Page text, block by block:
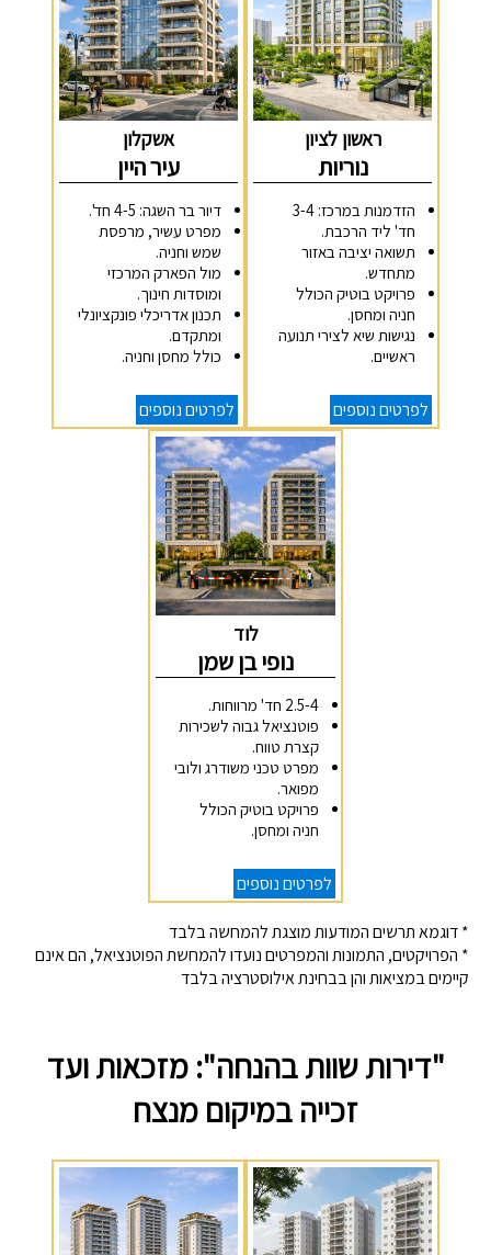
ראשון לציון
נוריות
הזדמנות במרכז: 3-4
חד' ליד הרכבת.
תשואה יציבה באזור
מתחדש.
פרויקט בוטיק הכולל
חניה ומחסן.
נגישות שיא לצירי תנועה
ראשיים.
לפרטים נוספים
אשקלון
עיר היין
דיור בר השגה: 4-5 חד'.
מפרט עשיר, מרפסת
שמש וחניה.
מול הפארק המרכזי
ומוסדות חינוך.
תכנון אדריכלי פונקציונלי
ומתקדם.
כולל מחסן וחניה.
לפרטים נוספים
לוד
נופי בן שמן
2.5-4 חד' מרווחות.
פוטנציאל גבוה לשכירות
קצרת טווח.
מפרט טכני משודרג ולובי
מפואר.
פרויקט בוטיק הכולל
חניה ומחסן.
לפרטים נוספים
* דוגמא תרשים המודעות מוצגת להמחשה בלבד
* הפרויקטים, התמונות והמפרטים נועדו להמחשת הפוטנציאל, הם אינם
קיימים במציאות והן בבחינת אילוסטרציה בלבד
"דירות שוות בהנחה": מזכאות ועד
זכייה במיקום מנצח